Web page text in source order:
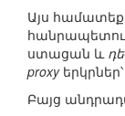
Այս
ստացան և
proxy
Բայց